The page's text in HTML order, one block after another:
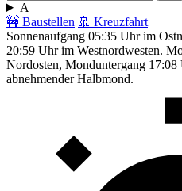
A
🚧 Baustellen 🚢 Kreuzfahrt
Sonnenaufgang 05:35 Uhr im
20:59 Uhr im Westnordwesten.
Nordosten, Monduntergang
abnehmender Halbmond.